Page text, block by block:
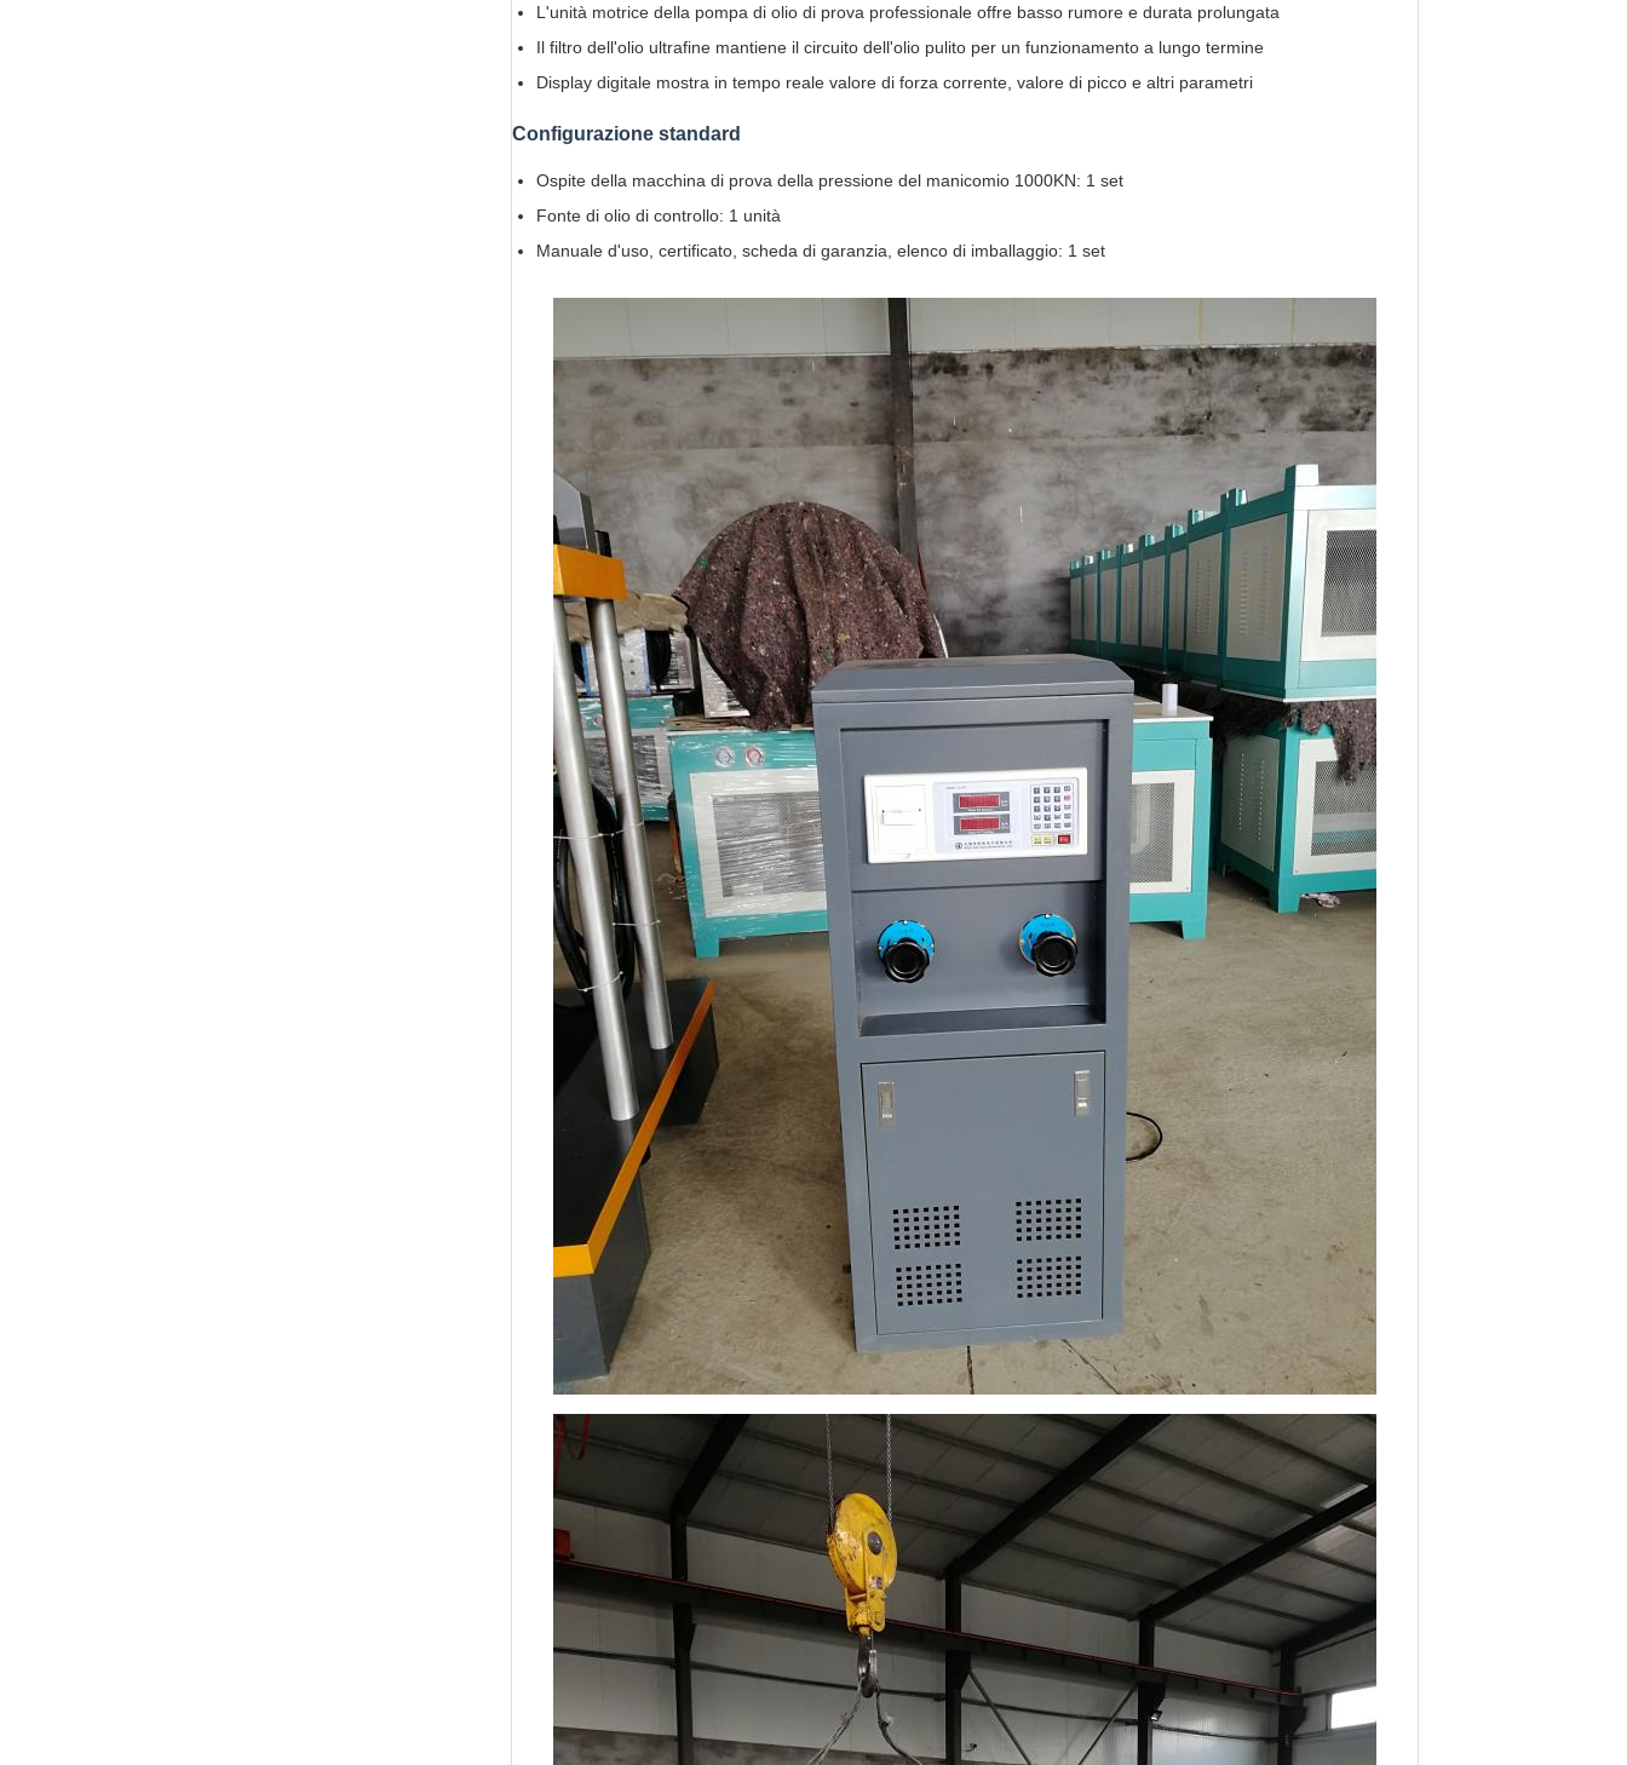
L'unità motrice della pompa di olio di prova professionale offre basso rumore e durata prolungata
Il filtro dell'olio ultrafine mantiene il circuito dell'olio pulito per un funzionamento a lungo termine
Display digitale mostra in tempo reale valore di forza corrente, valore di picco e altri parametri
Configurazione standard
Ospite della macchina di prova della pressione del manicomio 1000KN: 1 set
Fonte di olio di controllo: 1 unità
Manuale d'uso, certificato, scheda di garanzia, elenco di imballaggio: 1 set